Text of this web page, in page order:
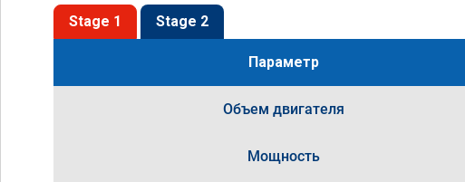
Stage 1 Stage 2
Параметр
Объем двигателя
Мощность